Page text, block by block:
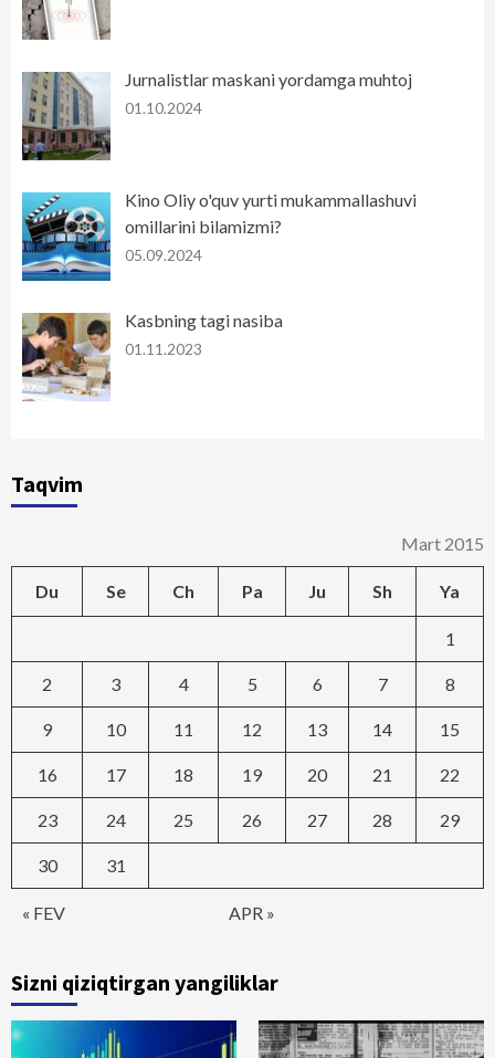
Jurnalistlar maskani yordamga muhtoj
01.10.2024
Kino Oliy o'quv yurti mukammallashuvi
omillarini bilamizmi?
05.09.2024
Kasbning tagi nasiba
01.11.2023
Taqvim
Mart 2015
Du Se Ch Pa Ju Sh Ya
« FEV APR »
1
2 3 4 5 6 7 8
9 10 11 12 13 14 15
16 17 18 19 20 21 22
23 24 25 26 27 28 29
30 31
Sizni qiziqtirgan yangiliklar